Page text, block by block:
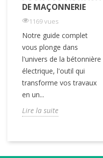
DE MAÇONNERIE
1169 vues
Notre guide complet
vous plonge dans
l'univers de la bétonnière
électrique, l'outil qui
transforme vos travaux
en un...
Lire la suite